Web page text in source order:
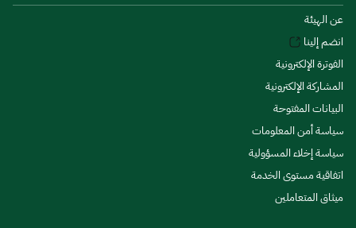
عن الهيئة
انضم إلينا
الفوترة الإلكترونية
المشاركة الإلكترونية
البيانات المفتوحة
سياسة أمن المعلومات
سياسة إخلاء المسؤولية
اتفاقية مستوى الخدمة
ميثاق المتعاملين